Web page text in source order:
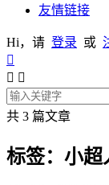
友情链接
Hi，请 登录 或

 
共 3 篇文章
标签：小超